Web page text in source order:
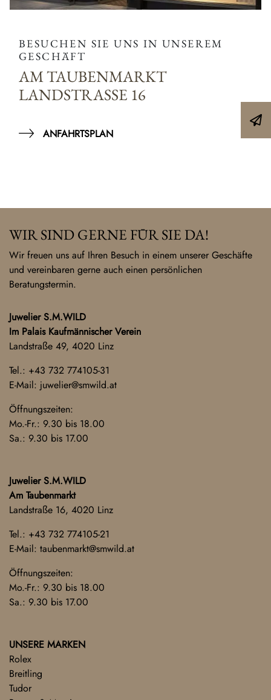
BESUCHEN SIE UNS IN UNSEREM
GESCHÄFT
AM TAUBENMARKT
LANDSTRASSE 16
ANFAHRTSPLAN
WIR SIND GERNE FÜR SIE DA!
Wir freuen uns auf Ihren Besuch in einem unserer Geschäfte
und vereinbaren gerne auch einen persönlichen
Beratungstermin.
Juwelier S.M.WILD
Im Palais Kaufmännischer Verein
Landstraße 49, 4020 Linz
Tel.: +43 732 774105-31
E-Mail: juwelier@smwild.at
Öffnungszeiten:
Mo.-Fr.: 9.30 bis 18.00
Sa.: 9.30 bis 17.00
Juwelier S.M.WILD
Am Taubenmarkt
Landstraße 16, 4020 Linz
Tel.: +43 732 774105-21
E-Mail: taubenmarkt@smwild.at
Öffnungszeiten:
Mo.-Fr.: 9.30 bis 18.00
Sa.: 9.30 bis 17.00
UNSERE MARKEN
Rolex
Breitling
Tudor